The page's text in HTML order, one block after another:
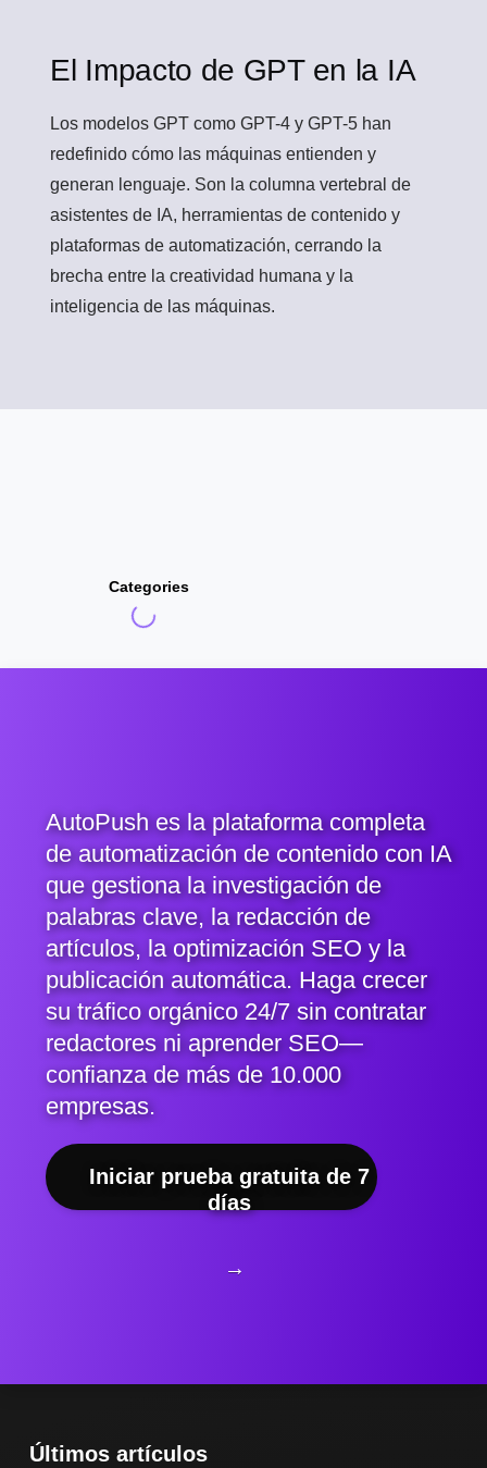
El Impacto de GPT en la IA
Los modelos GPT como GPT-4 y GPT-5 han
redefinido cómo las máquinas entienden y
generan lenguaje. Son la columna vertebral de
asistentes de IA, herramientas de contenido y
plataformas de automatización, cerrando la
brecha entre la creatividad humana y la
inteligencia de las máquinas.
Categories
AutoPush es la plataforma completa
de automatización de contenido con IA
que gestiona la investigación de
palabras clave, la redacción de
artículos, la optimización SEO y la
publicación automática. Haga crecer
su tráfico orgánico 24/7 sin contratar
redactores ni aprender SEO—
confianza de más de 10.000
empresas.
Iniciar prueba gratuita de 7
días
→
Últimos artículos